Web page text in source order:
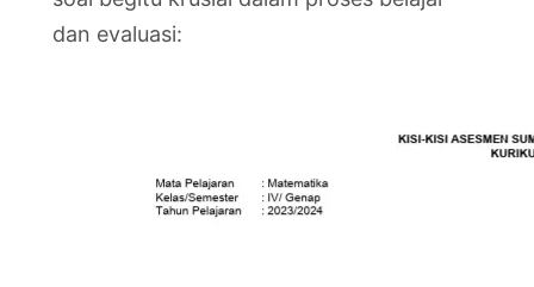
dan evaluasi: